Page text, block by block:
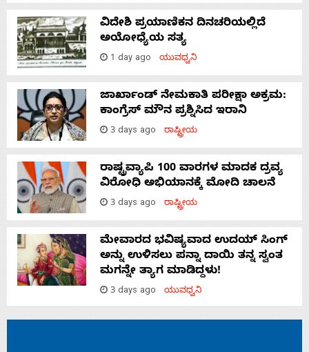
ವಿದೇಶಿ ಪ್ರಯಾಣಿಕನ ದಿನಚರಿಯಲ್ಲಿದೆ
ಅಯೋಧ್ಯೆಯ ಸತ್ಯ
1 day ago ಯುವಧ್ವನಿ
ಜಾರ್ಖಾಂಡ್‌ ನೇಮಕಾತಿ ಪರೀಕ್ಷಾ ಅಕ್ರಮ:
ಕಾಂಗ್ರೆಸ್‌ ಮೌನ ಪ್ರಶ್ನಿಸಿದ ಇರಾನಿ
3 days ago ರಾಷ್ಟ್ರೀಯ
ರಾಷ್ಟ್ರವ್ಯಾಪಿ 100 ವಾರಗಳ ಮಾದಕ ದ್ರವ್ಯ
ವಿರೋಧಿ ಅಭಿಯಾನಕ್ಕೆ ಮೋದಿ ಚಾಲನೆ
3 days ago ರಾಷ್ಟ್ರೀಯ
ಮೇವಾರದ ಭವಿಷ್ಯವಾದ ಉದಯ್ ಸಿಂಗ್
ಅನ್ನು ಉಳಿಸಲು ಪನ್ನಾ ದಾಯಿ ತನ್ನ ಸ್ವಂತ
ಮಗನ್ನೇ ತ್ಯಾಗ ಮಾಡಿದ್ದಳು!
3 days ago ಯುವಧ್ವನಿ